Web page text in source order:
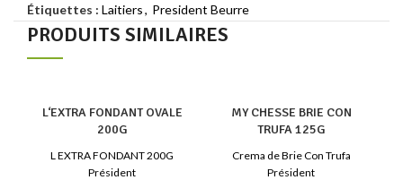
Étiquettes : Laitiers, President Beurre
PRODUITS SIMILAIRES
L‘EXTRA FONDANT OVALE
200G
L EXTRA FONDANT 200G
Président
MY CHESSE BRIE CON
TRUFA 125G
Crema de Brie Con Trufa
Président